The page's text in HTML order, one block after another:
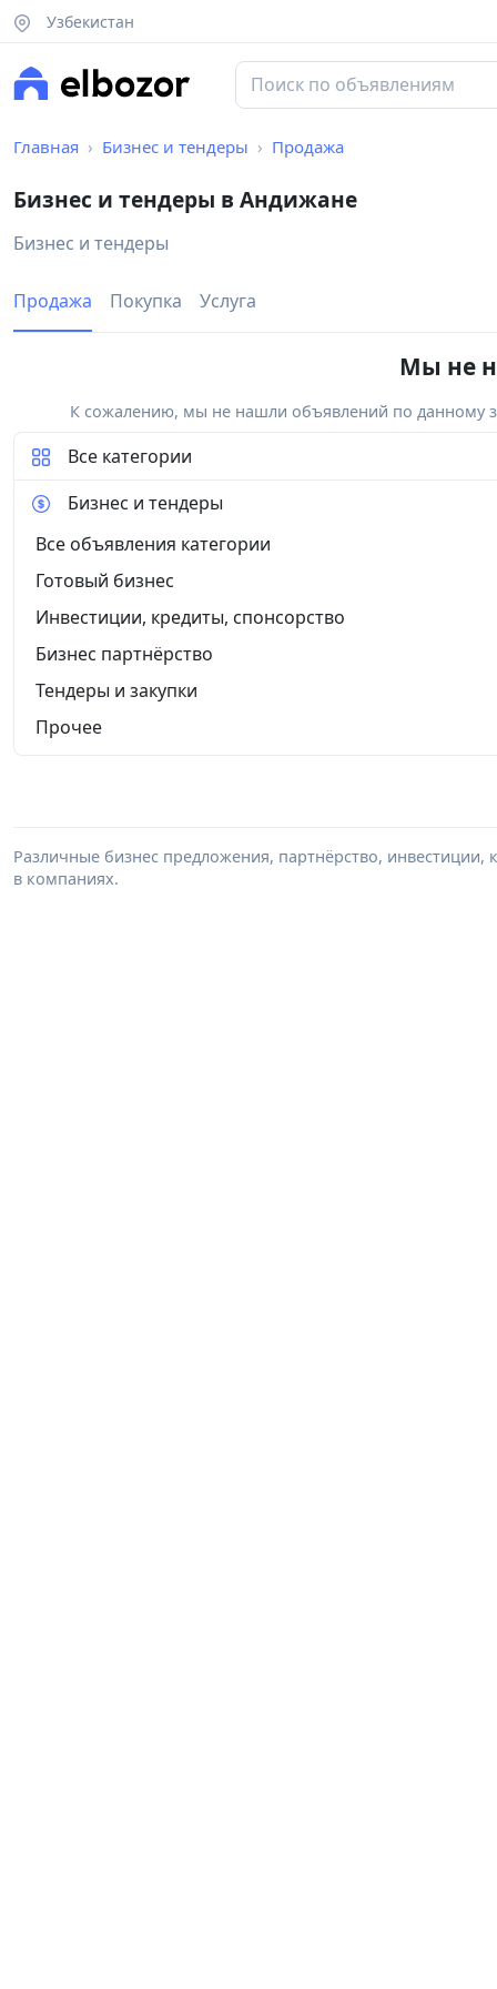
Узбекистан
Главная Бизнес и тендеры Продажа
Бизнес и тендеры в Андижане
Бизнес и тендеры
Продажа Покупка Услуга
Мы не
К сожалению, мы не нашли объявлений по данному
Все категории
Бизнес и тендеры
Все объявления категории
Готовый бизнес
Инвестиции, кредиты, спонсорство
Бизнес партнёрство
Тендеры и закупки
Прочее
Различные бизнес предложения, партнёрство,
в компаниях.